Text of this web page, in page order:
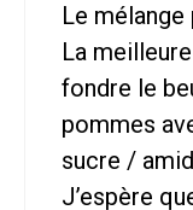
Le
La
fondre le
pommes
sucre /
J’espère